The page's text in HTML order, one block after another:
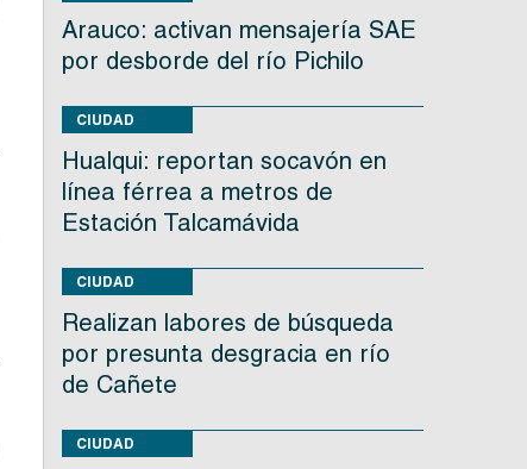
Arauco: activan mensajería SAE
por desborde del río Pichilo
CIUDAD
Hualqui: reportan socavón en
línea férrea a metros de
Estación Talcamávida
CIUDAD
Realizan labores de búsqueda
por presunta desgracia en río
de Cañete
CIUDAD